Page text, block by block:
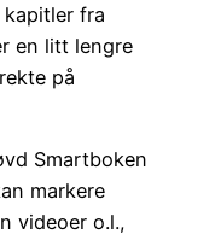
fra
en litt lengre
på
Smartboken
markere
videoer o.l.,